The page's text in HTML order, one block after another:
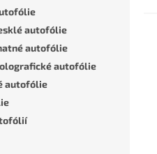
autofólie
autofólie
autofólie
autofólie